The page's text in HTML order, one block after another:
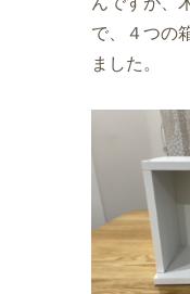
で、４つの
ました。